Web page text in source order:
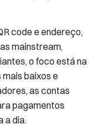
code e endereço,
mainstream,
o foco está na
baixos e
as contas
pagamentos
a dia.